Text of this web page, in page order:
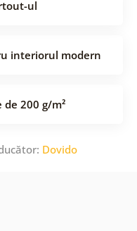
ul
interiorul modern
200 g/m²
Dovido